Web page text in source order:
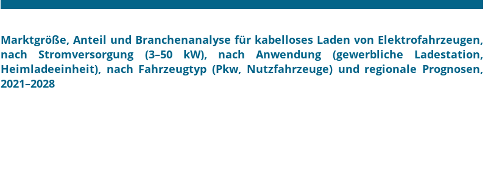
Marktgröße, Anteil und Branchenanalyse für kabelloses Laden von Elektrofahrzeugen,
nach Stromversorgung (3–50 kW), nach Anwendung (gewerbliche Ladestation,
Heimladeeinheit), nach Fahrzeugtyp (Pkw, Nutzfahrzeuge) und regionale Prognosen,
2021–2028